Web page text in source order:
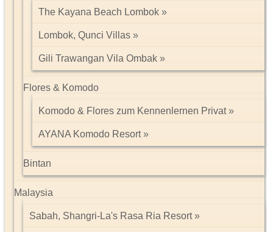
The Kayana Beach Lombok
Lombok, Qunci Villas
Gili Trawangan Vila Ombak
Flores & Komodo
Komodo & Flores zum Kennenlernen Privat
AYANA Komodo Resort
Bintan
Malaysia
Sabah, Shangri-La's Rasa Ria Resort